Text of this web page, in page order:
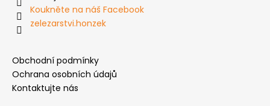
Koukněte na náš Facebook
zelezarstvi.honzek
Obchodní podmínky
Ochrana osobních údajů
Kontaktujte nás